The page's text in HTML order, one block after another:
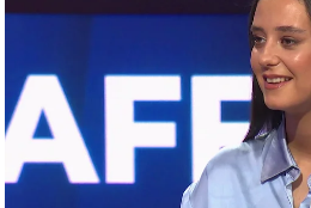
a Victoria de Marichalar
Carmen Pardo